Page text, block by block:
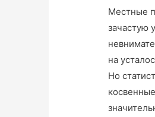
Местные
зачастую
на
Но